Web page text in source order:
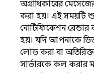
অগ্রাধিকারের
করা হয়। এই সময়টি
নোটিফিকেশন রেন্ডার
হয়। যদি আপনাকে
লোড করা বা
সার্ভারকে কল